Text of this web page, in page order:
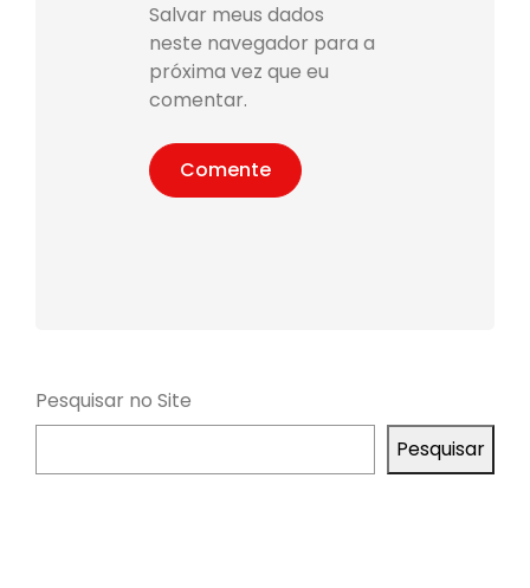
Salvar meus dados
neste navegador para a
próxima vez que eu
comentar.
Pesquisar no Site
Pesquisar